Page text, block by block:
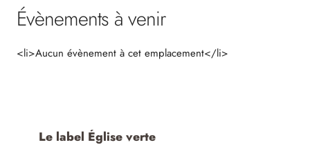
Le label Église verte
Évènements à venir
<li>Aucun évènement à cet emplacement</li>